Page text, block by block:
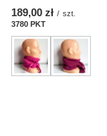
189,00 zł / szt.
3780 PKT